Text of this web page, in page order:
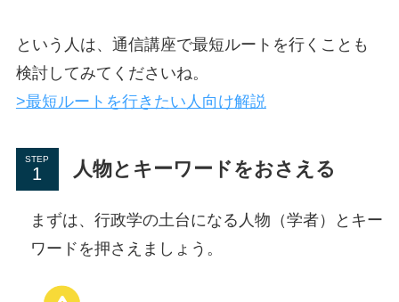
という人は、通信講座で最短ルートを行くことも
検討してみてくださいね。
>最短ルートを行きたい人向け解説
STEP 人物とキーワードをおさえる
まずは、行政学の土台になる人物（学者）とキー
ワードを押さえましょう。